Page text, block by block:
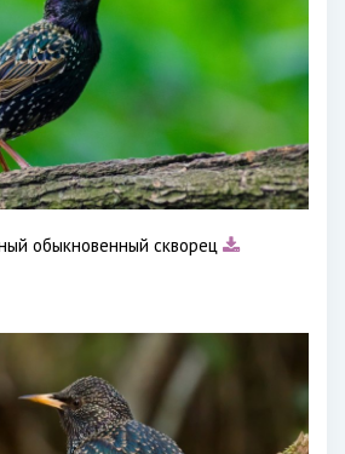
обыкновенный скворец